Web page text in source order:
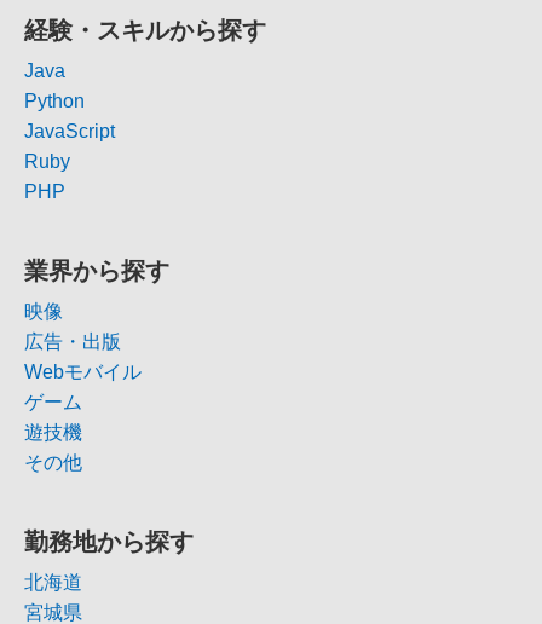
経験・スキルから探す
Java
Python
JavaScript
Ruby
PHP
業界から探す
映像
広告・出版
Webモバイル
ゲーム
遊技機
その他
勤務地から探す
北海道
宮城県